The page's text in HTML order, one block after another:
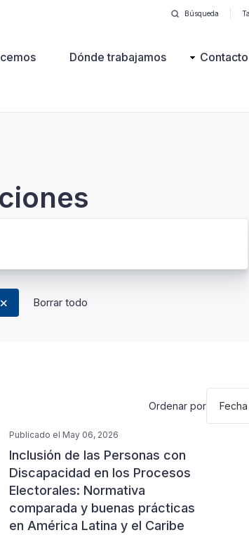
Búsqueda
Dónde trabajamos Contacto
Borrar todo
Ordenar por
Publicado el May 06, 2026
Inclusión de las Personas con
Discapacidad en los Procesos
Electorales: Normativa
comparada y buenas prácticas
en América Latina y el Caribe